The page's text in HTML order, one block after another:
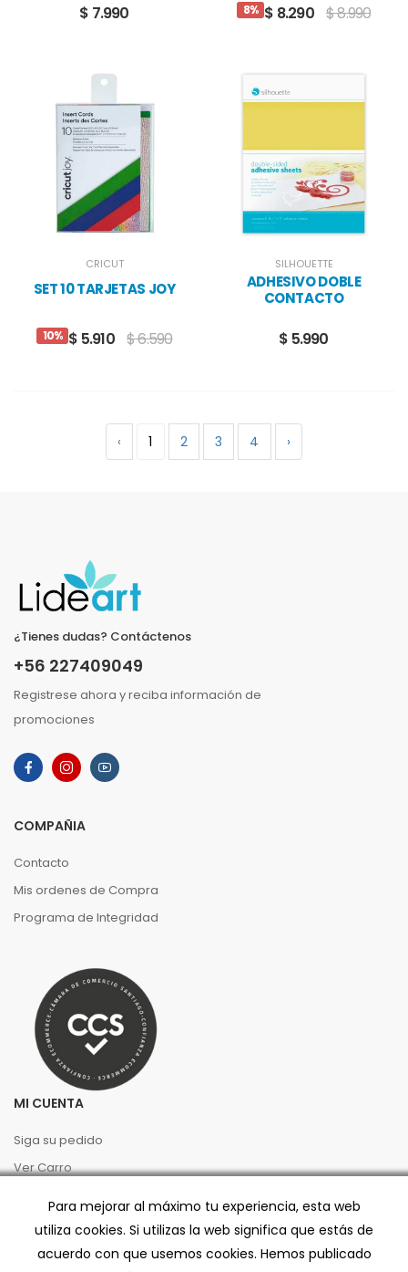
$ 7.990 8% $ 8.290 $ 8.990
CRICUT
SET 10 TARJETAS JOY
10% $ 5.910 $ 6.590
SILHOUETTE
ADHESIVO DOBLE
CONTACTO
$ 5.990
‹ 1 2 3 4 ›
¿Tienes dudas? Contáctenos
+56 227409049
Registrese ahora y reciba información de
promociones
COMPAÑIA
Contacto
Mis ordenes de Compra
Programa de Integridad
MI CUENTA
Siga su pedido
Ver Carro
PREGUNTAS FRECUENTES
Para mejorar al máximo tu experiencia, esta web
utiliza cookies. Si utilizas la web significa que estás de
acuerdo con que usemos cookies. Hemos publicado